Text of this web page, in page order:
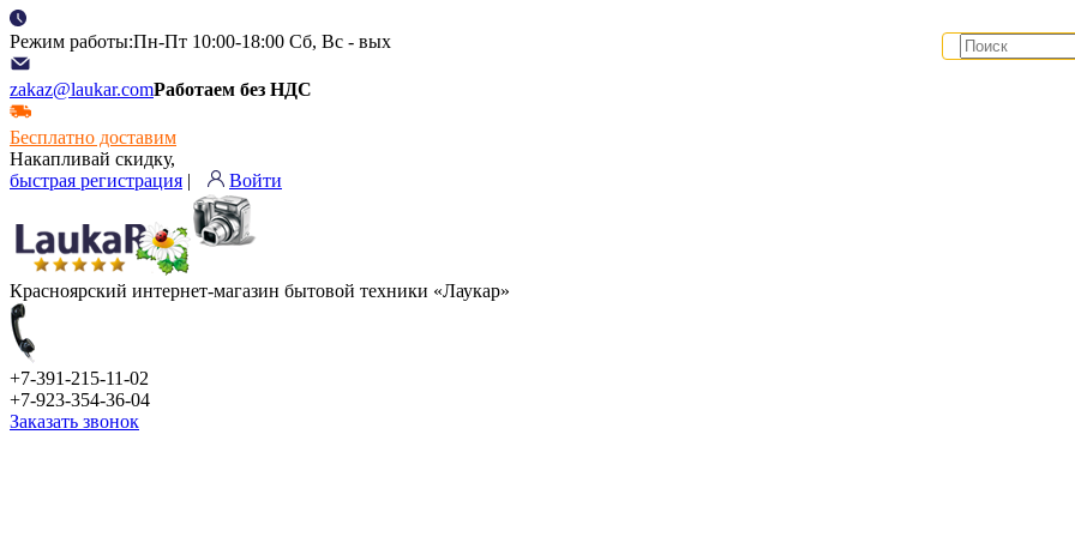
Режим работы:Пн-Пт 10:00-18:00 Сб, Вс - вых
zakaz@laukar.comРаботаем без НДС
Бесплатно доставим
Накапливай скидку,
быстрая регистрация | Войти
Красноярский интернет-магазин бытовой техники «Лаукар»
+7-391-215-11-02
+7-923-354-36-04
Заказать звонок